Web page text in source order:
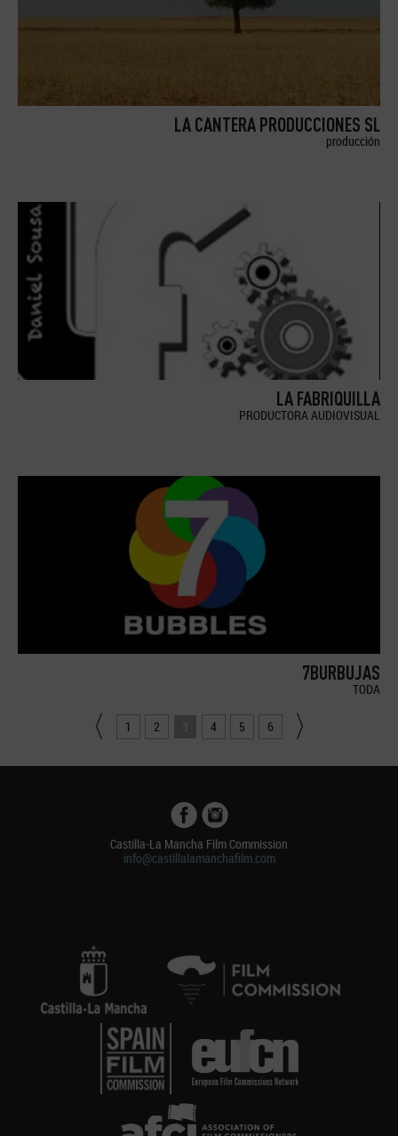
LA CANTERA PRODUCCIONES SL
producción
LA FABRIQUILLA
PRODUCTORA AUDIOVISUAL
7BURBUJAS
TODA
1 2 3 4 5 6
Castilla-La Mancha Film Commission
info@castillalamanchafilm.com